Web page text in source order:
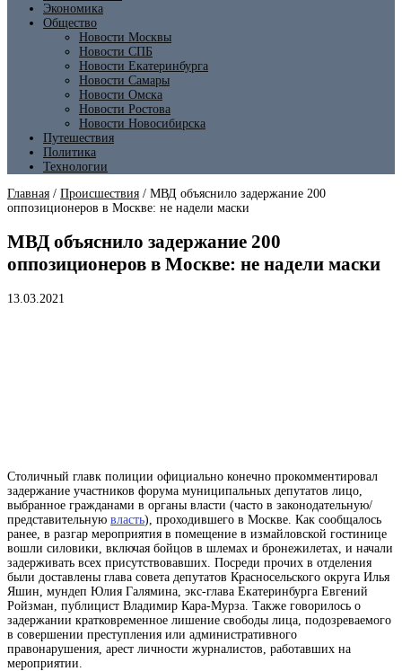
Экономика
Общество
Новости Москвы
Новости СПБ
Новости Екатеринбурга
Новости Самары
Новости Омска
Новости Ростова
Новости Новосибирска
Путешествия
Политика
Технологии
Главная / Происшествия / МВД объяснило задержание 200
оппозиционеров в Москве: не надели маски
МВД объяснило задержание 200
оппозиционеров в Москве: не надели маски
13.03.2021
Столичный главк полиции официально конечно прокомментировал
задержание участников форума муниципальных депутатов лицо,
выбранное гражданами в органы власти (часто в законодательную/
представительную власть) , проходившего в Москве. Как сообщалось
ранее, в разгар мероприятия в помещение в измайловской гостинице
вошли силовики, включая бойцов в шлемах и бронежилетах, и начали
задерживать всех присутствовавших. Посреди прочих в отделения
были доставлены глава совета депутатов Красносельского округа Илья
Яшин, мундеп Юлия Галямина, экс-глава Екатеринбурга Евгений
Ройзман, публицист Владимир Кара-Мурза. Также говорилось о
задержании кратковременное лишение свободы лица, подозреваемого
в совершении преступления или административного
правонарушения, арест личности журналистов, работавших на
мероприятии.